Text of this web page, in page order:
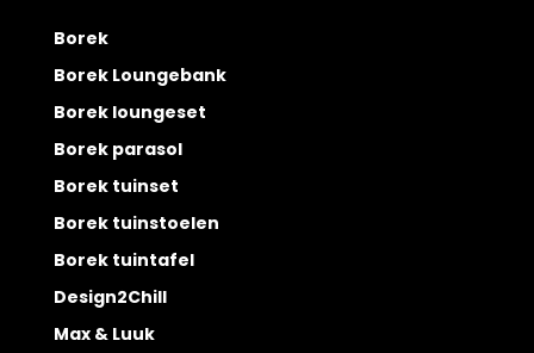
Borek
Borek Loungebank
Borek loungeset
Borek parasol
Borek tuinset
Borek tuinstoelen
Borek tuintafel
Design2Chill
Max & Luuk